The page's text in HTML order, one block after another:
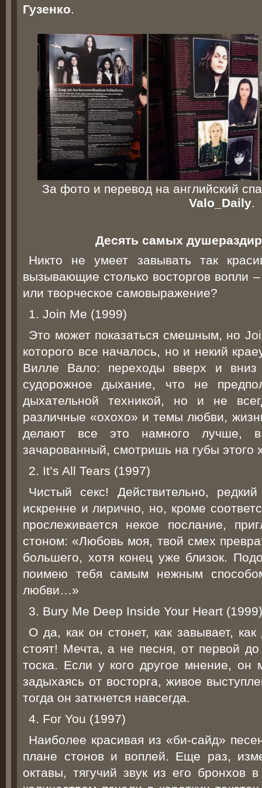
Гузенко.
За фото и перевод на английский
Valo_Daily.
Десять самых
Никто не умеет завывать так
вызывающие столько восторгов вопли
или творческое самовыражение?
1. Join Me (1999)
Это может показаться смешным, но
которого все началось, но и некий
Вилле Вало: переходы вверх и вниз
судорожное дыхание, что не
дыхательной техникой, но и не
различные «охохо» и темы любви,
делают все это намного
зачарованный, смотришь на губы этого
2. It’s All Tears (1997)
Чистый секс! Действительно,
искренне и лирично, но, кроме
прослеживается некое послание,
стоном: «Любовь моя, твой смех
большего, хотя конец уже близок.
поимею тебя самым нежным
любви…»
3. Bury Me Deep Inside Your Heart (1999)
О да, как он стонет, как завывает,
стоят! Мечта, а не песня, от первой до
тоска. Если у кого другое мнение, он
задыхаясь от восторга, живое
тогда он заткнется навсегда.
4. For You (1997)
Наиболее красивая из «би-сайд»
плане стонов и воплей. Еще раз,
октавы, тягучий звук из его бронхов